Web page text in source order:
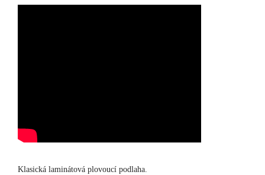
Klasická laminátová plovoucí podlaha.